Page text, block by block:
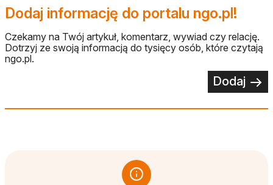
Dodaj informację do portalu ngo.pl!
Czekamy na Twój artykuł, komentarz, wywiad czy relację.
Dotrzyj ze swoją informacją do tysięcy osób, które czytają
ngo.pl.
Dodaj